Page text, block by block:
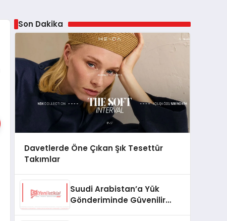
Son Dakika
Davetlerde Öne Çıkan Şık Tesettür
Takımlar
Suudi Arabistan’a Yük
Gönderiminde Güvenilir